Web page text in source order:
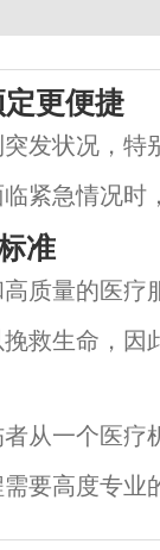
更便捷
发状况，特
紧急情况时
题。而在玉
我们提供了一
准
质量的医疗
救生命，因
市卫生健康
距离和服务内
从一个医疗
要高度专业
得到最好的